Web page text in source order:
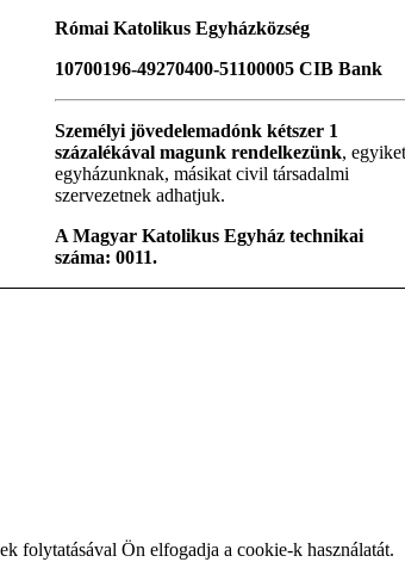
Római Katolikus Egyházközség
10700196-49270400-51100005 CIB Bank
Személyi jövedelemadónk kétszer 1
százalékával magunk rendelkezünk, egyiket
egyházunknak, másikat civil társadalmi
szervezetnek adhatjuk.
A Magyar Katolikus Egyház technikai
száma: 0011.
folytatásával Ön elfogadja a cookie-k használatát.